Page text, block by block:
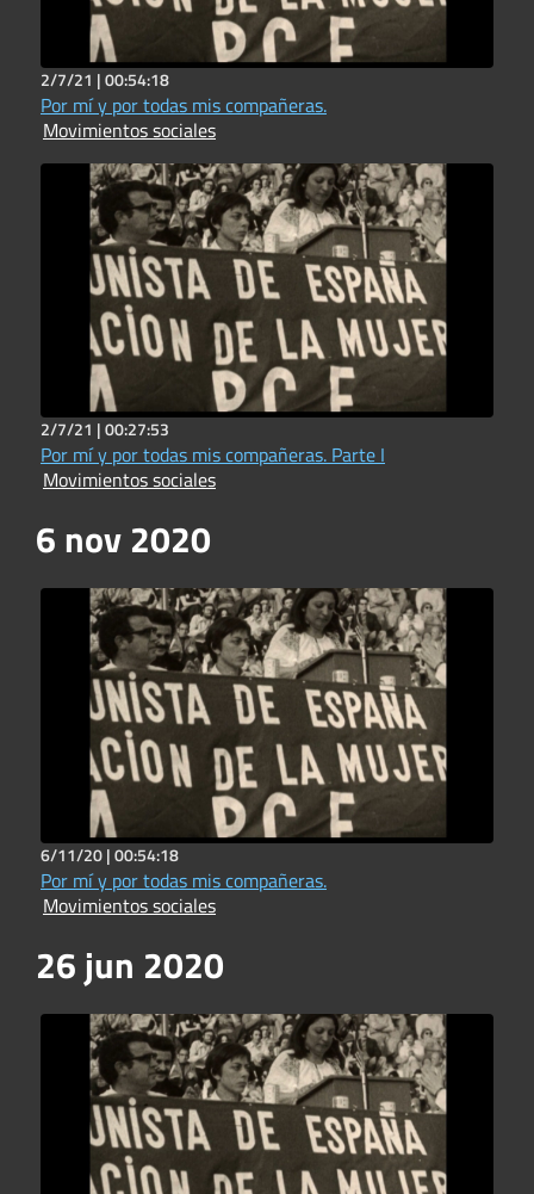
2/7/21 |00:54:18
Por mí y por todas mis compañeras.
Movimientos sociales
2/7/21 |00:27:53
Por mí y por todas mis compañeras. Parte I
Movimientos sociales
6 nov 2020
6/11/20 |00:54:18
Por mí y por todas mis compañeras.
Movimientos sociales
26 jun 2020